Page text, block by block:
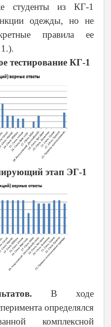
студенты из КГ-1
одежды, но не
правила ее
тестирование КГ-1
этап ЭГ-1
В ходе
определялся
комплексной